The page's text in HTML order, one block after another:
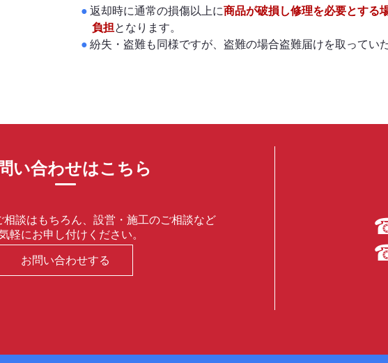
返却時に通常の損傷以上に商品が破損し修理を必要とする
負担となります。
紛失・盗難も同様ですが、盗難の場合盗難届けを取ってい
い合わせはこちら
相談はもちろん、設営・施工のご相談など
軽にお申し付けください。
お問い合わせする